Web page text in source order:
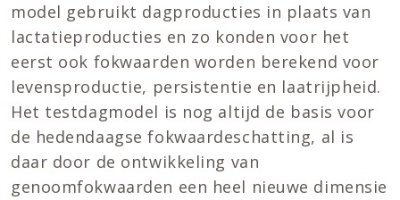
model gebruikt dagproducties in plaats van
lactatieproducties en zo konden voor het
eerst ook fokwaarden worden berekend voor
levensproductie, persistentie en laatrijpheid.
Het testdagmodel is nog altijd de basis voor
de hedendaagse fokwaardeschatting, al is
daar door de ontwikkeling van
genoomfokwaarden een heel nieuwe dimensie